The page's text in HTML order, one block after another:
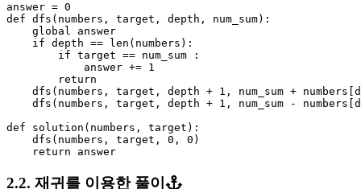
answer = 0
def dfs ( numbers , target , depth , num_sum):
global
answer
if depth == len ( numbers ):
if target == num_sum
:
answer += 1
return
dfs ( numbers , target , depth + 1 , num_sum + numbers
dfs ( numbers , target , depth + 1 , num_sum - numbers
def
solution ( numbers , target ):
dfs ( numbers , target , 0 , 0 )
return
answer
2.2. 재귀를 이용한 풀이